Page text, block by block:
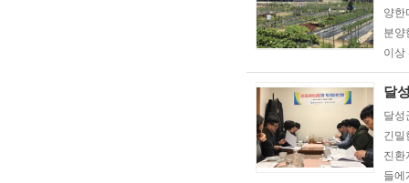
양한
분양
이상
달
달성
긴밀
진환
들에